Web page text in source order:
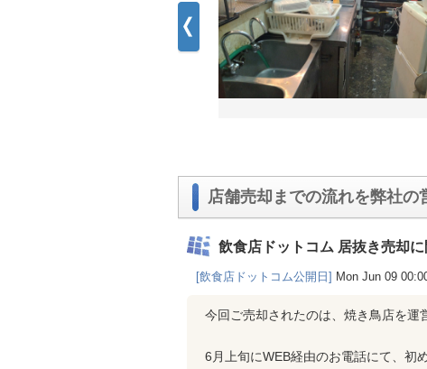
店舗売却までの流れを弊社の
飲食店ドットコム 居抜き売却
[飲食店ドットコム公開日] Mon Jun 09
今回ご売却されたのは、焼き鳥店を運
6月上旬にWEB経由のお電話にて、初